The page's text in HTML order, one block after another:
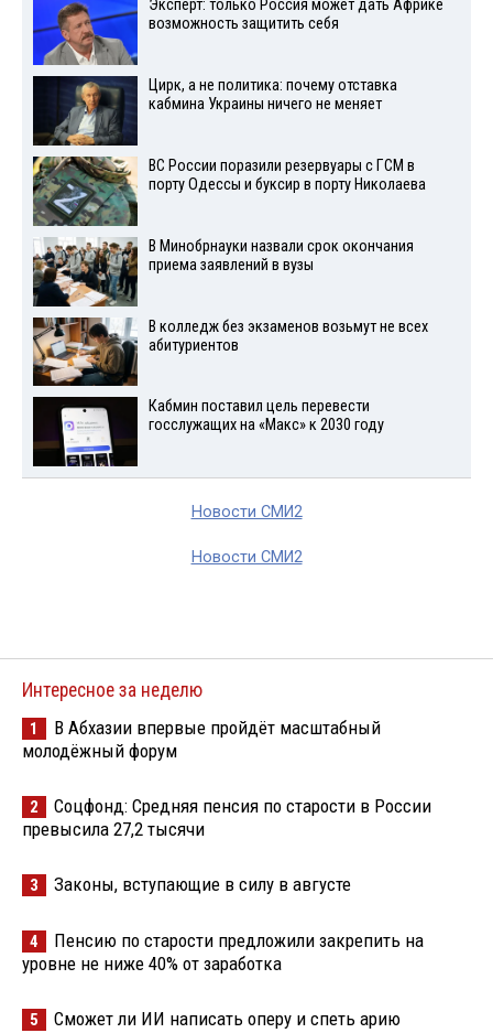
Эксперт: только Россия может дать Африке
возможность защитить себя
Цирк, а не политика: почему отставка
кабмина Украины ничего не меняет
ВС России поразили резервуары с ГСМ в
порту Одессы и буксир в порту Николаева
В Минобрнауки назвали срок окончания
приема заявлений в вузы
В колледж без экзаменов возьмут не всех
абитуриентов
Кабмин поставил цель перевести
госслужащих на «Макс» к 2030 году
Новости СМИ2
Новости СМИ2
Интересное за неделю
1
В Абхазии впервые пройдёт масштабный
молодёжный форум
2
Соцфонд: Средняя пенсия по старости в России
превысила 27,2 тысячи
3 Законы, вступающие в силу в августе
4
Пенсию по старости предложили закрепить на
уровне не ниже 40% от заработка
5 Сможет ли ИИ написать оперу и спеть арию